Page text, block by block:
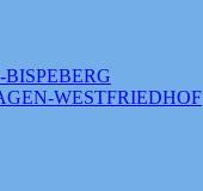
WESTFRIEDHOF